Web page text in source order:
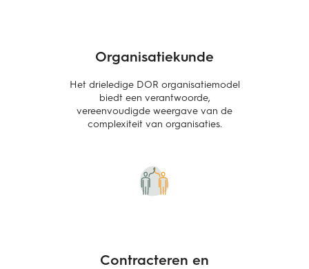
Organisatiekunde
Het drieledige DOR organisatiemodel
biedt een verantwoorde,
vereenvoudigde weergave van de
complexiteit van organisaties.
Contracteren en